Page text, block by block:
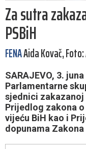
Za sutra
PSBiH
FENAAida Kovač,
SARAJEVO, 3.
Parlamentarne
sjednici
Prijedlog zakona
vijeću BiH kao i
dopunama Zakona